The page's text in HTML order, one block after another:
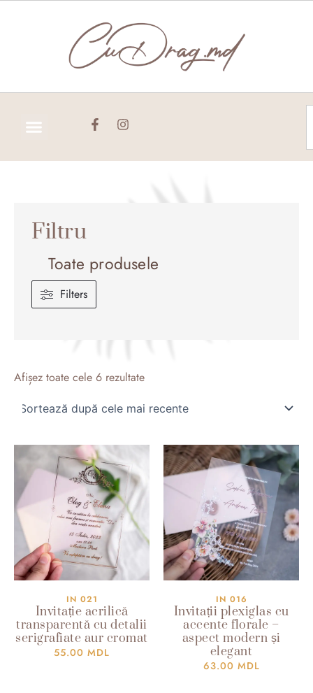
Filtru
Toate produsele
Filters
Afișez toate cele 6 rezultatedupă
recente
IN 021
Invitație acrilică
transparentă cu detalii
serigrafiate aur cromat
55.00 MDL
IN 016
Invitații plexiglas cu
accente florale –
aspect modern și
elegant
63.00 MDL